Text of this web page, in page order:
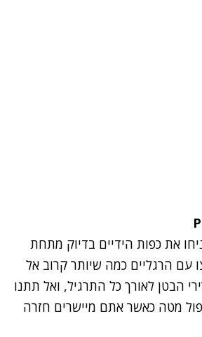
את כפות הידיים בדיוק מתחת
עם הרגליים כמה שיותר קרוב אל
הבטן לאורך כל התרגיל, ואל תתנו
מטה כאשר אתם מיישרים חזרה